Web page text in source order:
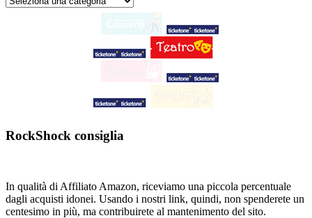
RockShock consiglia
In qualità di Affiliato Amazon, riceviamo una piccola percentuale
dagli acquisti idonei. Usando i nostri link, quindi, non spenderete un
centesimo in più, ma contribuirete al mantenimento del sito.